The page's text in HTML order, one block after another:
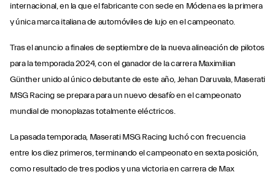
internacional, en la que el fabricante con sede en Módena es la primera
y única marca italiana de automóviles de lujo en el campeonato.
Tras el anuncio a finales de septiembre de la nueva alineación de pilotos
para la temporada 2024, con el ganador de la carrera Maximilian
Günther unido al único debutante de este año, Jehan Daruvala, Maserati
MSG Racing se prepara para un nuevo desafío en el campeonato
mundial de monoplazas totalmente eléctricos.
La pasada temporada, Maserati MSG Racing luchó con frecuencia
entre los diez primeros, terminando el campeonato en sexta posición,
como resultado de tres podios y una victoria en carrera de Max